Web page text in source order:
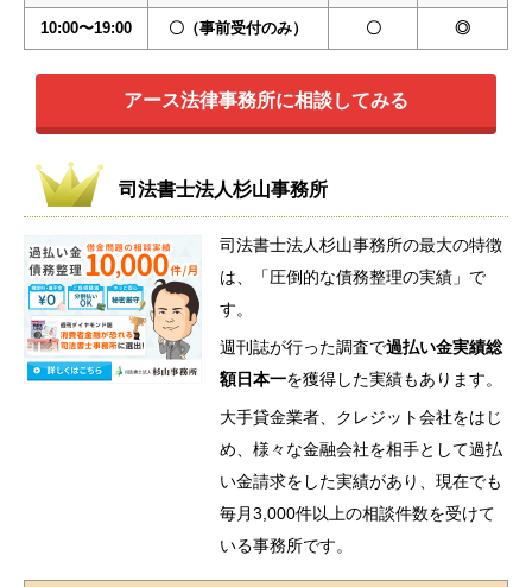
10:00〜19:00 〇（事前受付のみ） 〇 ◎
アース法律事務所に相談してみる
司法書士法人杉山事務所
司法書士法人杉山事務所の最大の特徴
は、「圧倒的な債務整理の実績」で
す。
週刊誌が行った調査で過払い金実績総
額日本一を獲得した実績もあります。
大手貸金業者、クレジット会社をはじ
め、様々な金融会社を相手として過払
い金請求をした実績があり、現在でも
毎月3,000件以上の相談件数を受けて
いる事務所です。